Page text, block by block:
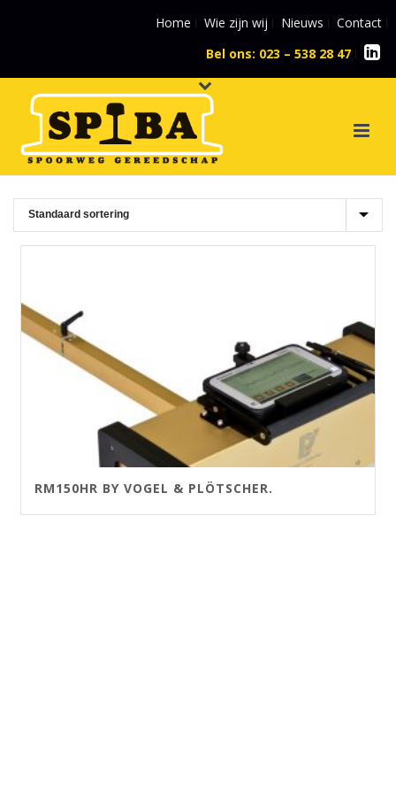
Home Wie zijn wij Nieuws
Contact
Bel ons: 023 – 538 28 47
RM150HR BY VOGEL & PLÖTSCHER.